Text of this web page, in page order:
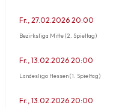
Fr., 27.02.2026 20:00
Bezirksliga Mitte (2. Spieltag)
Fr., 13.02.2026 20:00
Landesliga Hessen (1. Spieltag)
Fr., 13.02.2026 20:00